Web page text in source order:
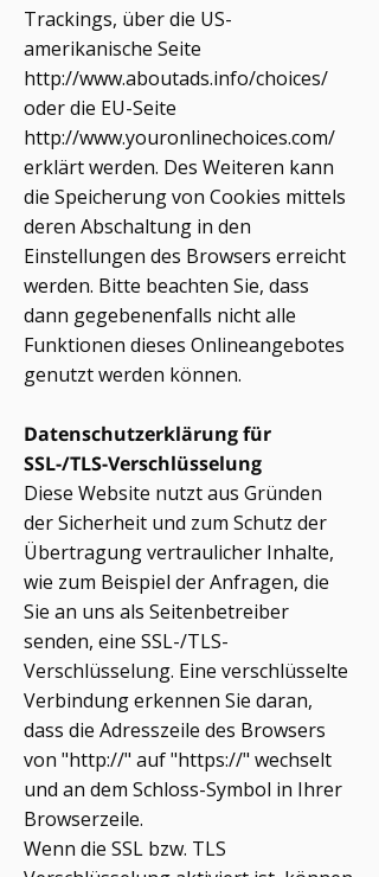
Trackings, über die US-
amerikanische Seite
http://www.aboutads.info/choices/
oder die EU-Seite
http://www.youronlinechoices.com/
erklärt werden. Des Weiteren kann
die Speicherung von Cookies mittels
deren Abschaltung in den
Einstellungen des Browsers erreicht
werden. Bitte beachten Sie, dass
dann gegebenenfalls nicht alle
Funktionen dieses Onlineangebotes
genutzt werden können.
Datenschutzerklärung für
SSL-/TLS-Verschlüsselung
Diese Website nutzt aus Gründen
der Sicherheit und zum Schutz der
Übertragung vertraulicher Inhalte,
wie zum Beispiel der Anfragen, die
Sie an uns als Seitenbetreiber
senden, eine SSL-/TLS-
Verschlüsselung. Eine verschlüsselte
Verbindung erkennen Sie daran,
dass die Adresszeile des Browsers
von "http://" auf "https://" wechselt
und an dem Schloss-Symbol in Ihrer
Browserzeile.
Wenn die SSL bzw. TLS